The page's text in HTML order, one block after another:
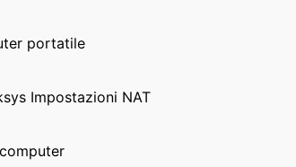
portatile
Impostazioni NAT